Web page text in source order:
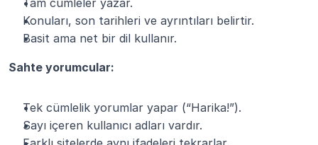
Tam cümleler yazar.
Konuları, son tarihleri ve ayrıntıları belirtir.
Basit ama net bir dil kullanır.
Sahte yorumcular:
Tek cümlelik yorumlar yapar (“Harika!”).
Sayı içeren kullanıcı adları vardır.